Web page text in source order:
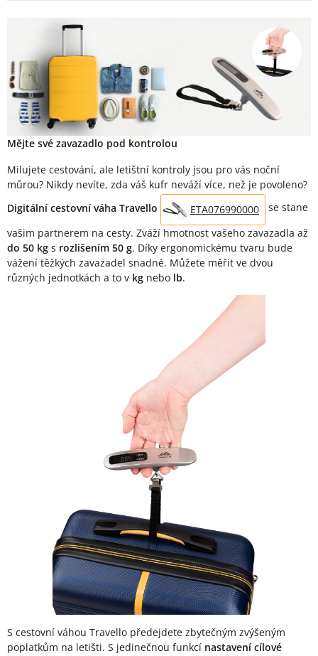
Popis produktu
Mějte své zavazadlo pod kontrolou
Milujete cestování, ale letištní kontroly jsou pro vás noční
můrou? Nikdy nevíte, zda váš kufr neváží více, než je povoleno?
Digitální cestovní váha Travello
ETA076990000
se stane
vašim partnerem na cesty. Zváží hmotnost vašeho zavazadla až
do 50 kg s rozlišením 50 g. Díky ergonomickému tvaru bude
vážení těžkých zavazadel snadné. Můžete měřit ve dvou
různých jednotkách a to v kg nebo lb.
S cestovní váhou Travello předejdete zbytečným zvýšeným
poplatkům na letišti. S jedinečnou funkcí nastavení cílové